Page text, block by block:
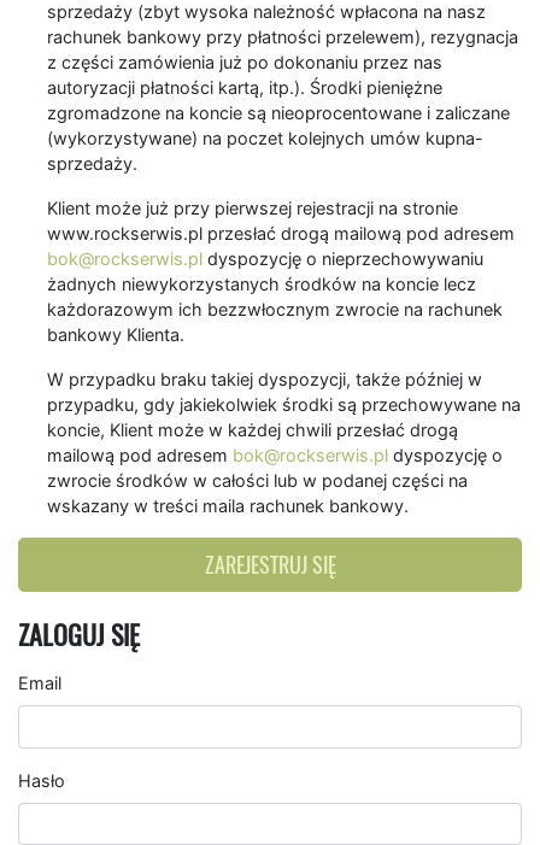
sprzedaży (zbyt wysoka należność wpłacona na nasz
rachunek bankowy przy płatności przelewem), rezygnacja
z części zamówienia już po dokonaniu przez nas
autoryzacji płatności kartą, itp.). Środki pieniężne
zgromadzone na koncie są nieoprocentowane i zaliczane
(wykorzystywane) na poczet kolejnych umów kupna-
sprzedaży.
Klient może już przy pierwszej rejestracji na stronie
www.rockserwis.pl przesłać drogą mailową pod adresem
bok@rockserwis.pl dyspozycję o nieprzechowywaniu
żadnych niewykorzystanych środków na koncie lecz
każdorazowym ich bezzwłocznym zwrocie na rachunek
bankowy Klienta.
W przypadku braku takiej dyspozycji, także później w
przypadku, gdy jakiekolwiek środki są przechowywane na
koncie, Klient może w każdej chwili przesłać drogą
mailową pod adresem bok@rockserwis.pl dyspozycję o
zwrocie środków w całości lub w podanej części na
wskazany w treści maila rachunek bankowy.
ZAREJESTRUJ SIĘ
ZALOGUJ SIĘ
Email
Hasło